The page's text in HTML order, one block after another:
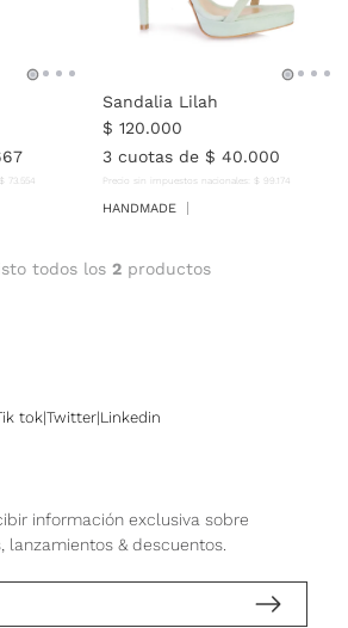
$ 73 554
Sandalia Lilah
$ 120.000
3cuotas de $ 40.000
Precio sin impuestos nacionales: $ 99 174
HANDMADE
todos los 2productos
tokTwitter Linkedin
información exclusiva sobre
lanzamientos & descuentos.